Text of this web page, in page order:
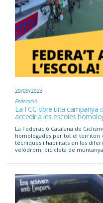
20/09/2023
Federació
La FCC obre una campanya
accedir a les escoles
La Federació Catalana de
homologades per tot el territori
tècniques i habilitats en les
velòdrom, bicicleta de